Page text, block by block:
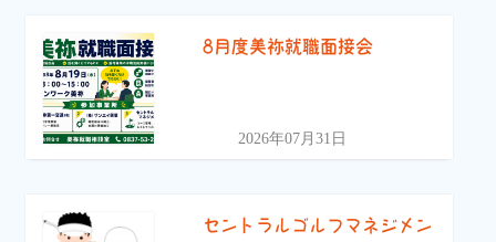
8月度美祢就職面接会
2026年07月31日
セントラルゴルフマネジメン